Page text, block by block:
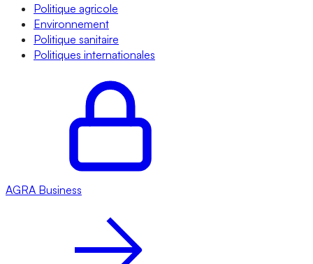
Politique agricole
Environnement
Politique sanitaire
Politiques internationales
AGRA Business